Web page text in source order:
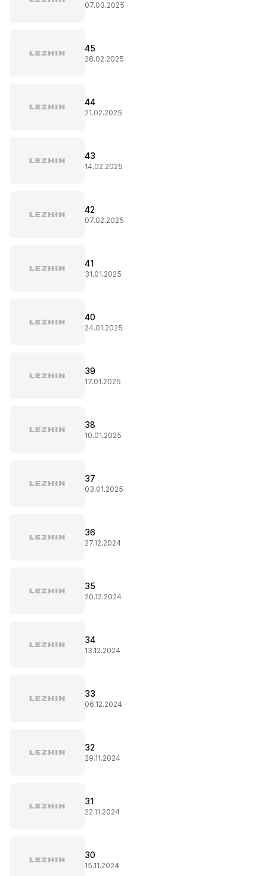
07.03.2025
45
28.02.2025
44
21.02.2025
43
14.02.2025
42
07.02.2025
41
31.01.2025
40
24.01.2025
39
17.01.2025
38
10.01.2025
37
03.01.2025
36
27.12.2024
35
20.12.2024
34
13.12.2024
33
06.12.2024
32
29.11.2024
31
22.11.2024
30
15.11.2024